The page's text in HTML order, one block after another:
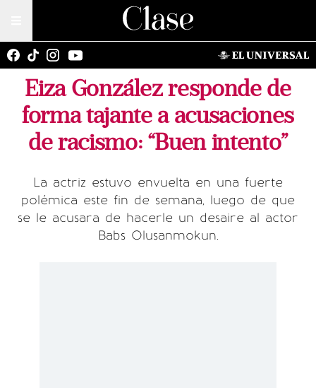
Eiza González responde de
forma tajante a acusaciones
de racismo: “Buen intento”
La actriz estuvo envuelta en una fuerte
polémica este fin de semana, luego de que
se le acusara de hacerle un desaire al actor
Babs Olusanmokun.